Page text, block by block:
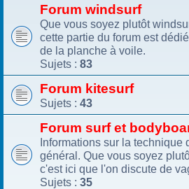
Forum windsurf
Que vous soyez plutôt
cette partie du forum est
de la planche à voile.
Sujets : 83
Forum kitesurf
Sujets : 43
Forum surf et
Informations sur la technique
général. Que vous soyez
c'est ici que l'on discute de
Sujets : 35